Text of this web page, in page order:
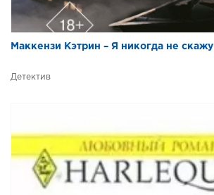
Маккензи Кэтрин – Я никогда не скажу
Детектив